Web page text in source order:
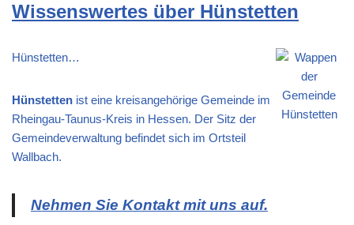
Wissenswertes über Hünstetten
Hünstetten…
Hünstetten ist eine kreisangehörige Gemeinde im
Rheingau-Taunus-Kreis in Hessen. Der Sitz der
Gemeindeverwaltung befindet sich im Ortsteil
Wallbach.
Nehmen Sie Kontakt mit uns auf.